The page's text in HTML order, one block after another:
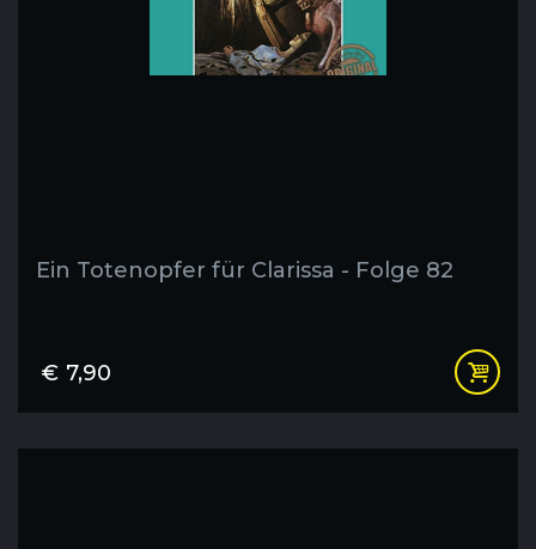
Ein Totenopfer für Clarissa - Folge 82
€ 7,90